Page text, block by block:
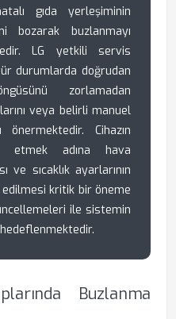
gıda yerleşiminin
bozarak buzlanmayı
LG yetkili servis
durumlarda doğrudan
zorlamadan
veya belirli manuel
önermektedir. Cihazın
etmek adına hava
ve sıcaklık ayarlarının
kritik bir öneme
ile sistemin
Buzlanma